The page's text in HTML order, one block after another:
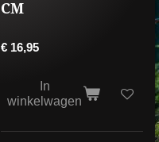
CM
€ 16,95
In
winkelwagen